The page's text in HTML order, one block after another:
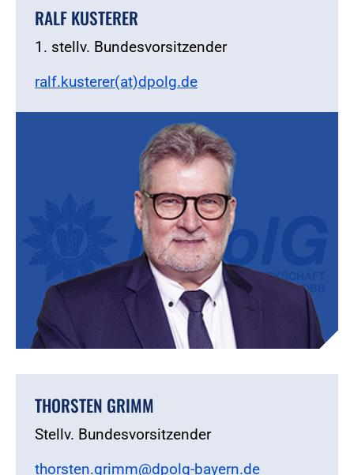
RALF KUSTERER
1. stellv. Bundesvorsitzender
ralf.kusterer(at)dpolg.de
THORSTEN GRIMM
Stellv. Bundesvorsitzender
thorsten.grimm@dpolg-bayern.de